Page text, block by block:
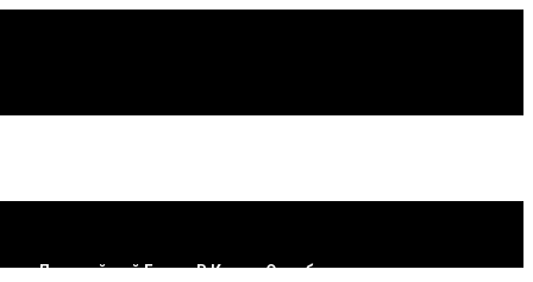
Лотерейный Билет В Конце Октября